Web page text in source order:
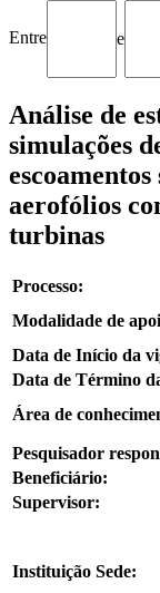
Entre e
Análise de
simulações
aerofólios
turbinas
Processo:
Modalidade de
Data de Início da
Data de Término
Área de
Pesquisador
Beneficiário:
Supervisor:
Instituição Sede: